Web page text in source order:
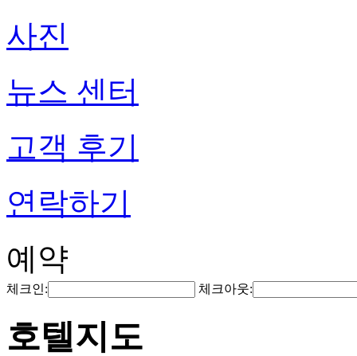
사진
뉴스 센터
고객 후기
연락하기
예약
체크인: 체크아웃:
호텔지도